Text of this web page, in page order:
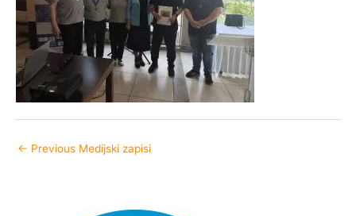
← Previous Medijski zapisi